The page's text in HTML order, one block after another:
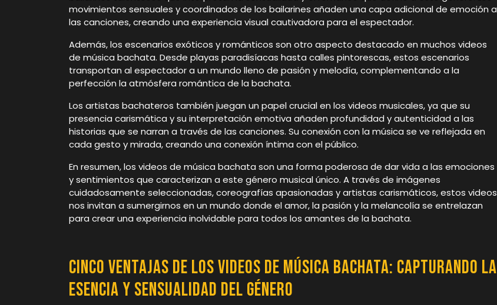
movimientos sensuales y coordinados de los bailarines añaden una capa adicional de emoción a
las canciones, creando una experiencia visual cautivadora para el espectador.
Además, los escenarios exóticos y románticos son otro aspecto destacado en muchos videos
de música bachata. Desde playas paradisíacas hasta calles pintorescas, estos escenarios
transportan al espectador a un mundo lleno de pasión y melodía, complementando a la
perfección la atmósfera romántica de la bachata.
Los artistas bachateros también juegan un papel crucial en los videos musicales, ya que su
presencia carismática y su interpretación emotiva añaden profundidad y autenticidad a las
historias que se narran a través de las canciones. Su conexión con la música se ve reflejada en
cada gesto y mirada, creando una conexión íntima con el público.
En resumen, los videos de música bachata son una forma poderosa de dar vida a las emociones
y sentimientos que caracterizan a este género musical único. A través de imágenes
cuidadosamente seleccionadas, coreografías apasionadas y artistas carismáticos, estos videos
nos invitan a sumergirnos en un mundo donde el amor, la pasión y la melancolía se entrelazan
para crear una experiencia inolvidable para todos los amantes de la bachata.
Cinco Ventajas de los Videos de Música Bachata: Capturando la
Esencia y Sensualidad del Género